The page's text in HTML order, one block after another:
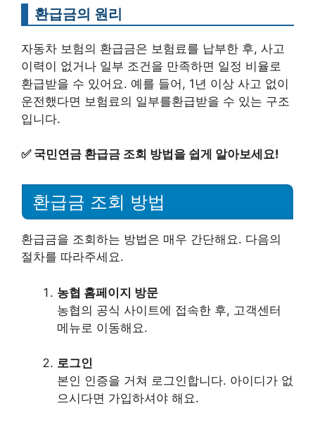
환급금의 원리
자동차 보험의 환급금은 보험료를 납부한 후, 사고
이력이 없거나 일부 조건을 만족하면 일정 비율로
환급받을 수 있어요. 예를 들어, 1년 이상 사고 없이
운전했다면 보험료의 일부를환급받을 수 있는 구조
입니다.
✅ 국민연금 환급금 조회 방법을 쉽게 알아보세요!
환급금 조회 방법
환급금을 조회하는 방법은 매우 간단해요. 다음의
절차를 따라주세요.
농협 홈페이지 방문
농협의 공식 사이트에 접속한 후, 고객센터
메뉴로 이동해요.
로그인
본인 인증을 거쳐 로그인합니다. 아이디가 없
으시다면 가입하셔야 해요.